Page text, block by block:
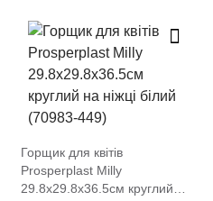
Горщик для квітів
Prosperplast Milly
29.8х29.8х36.5см круглий